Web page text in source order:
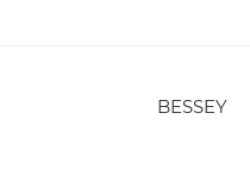
BESSEY